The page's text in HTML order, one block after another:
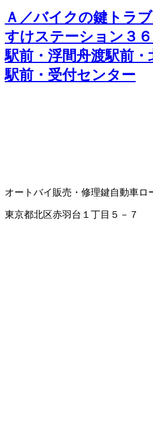
Ａ／バイクの鍵トラ
すけステーション３
駅前・浮間舟渡駅前
駅前・受付センター
オートバイ販売・修理鍵自動車ロ
東京都北区赤羽台１丁目５－７